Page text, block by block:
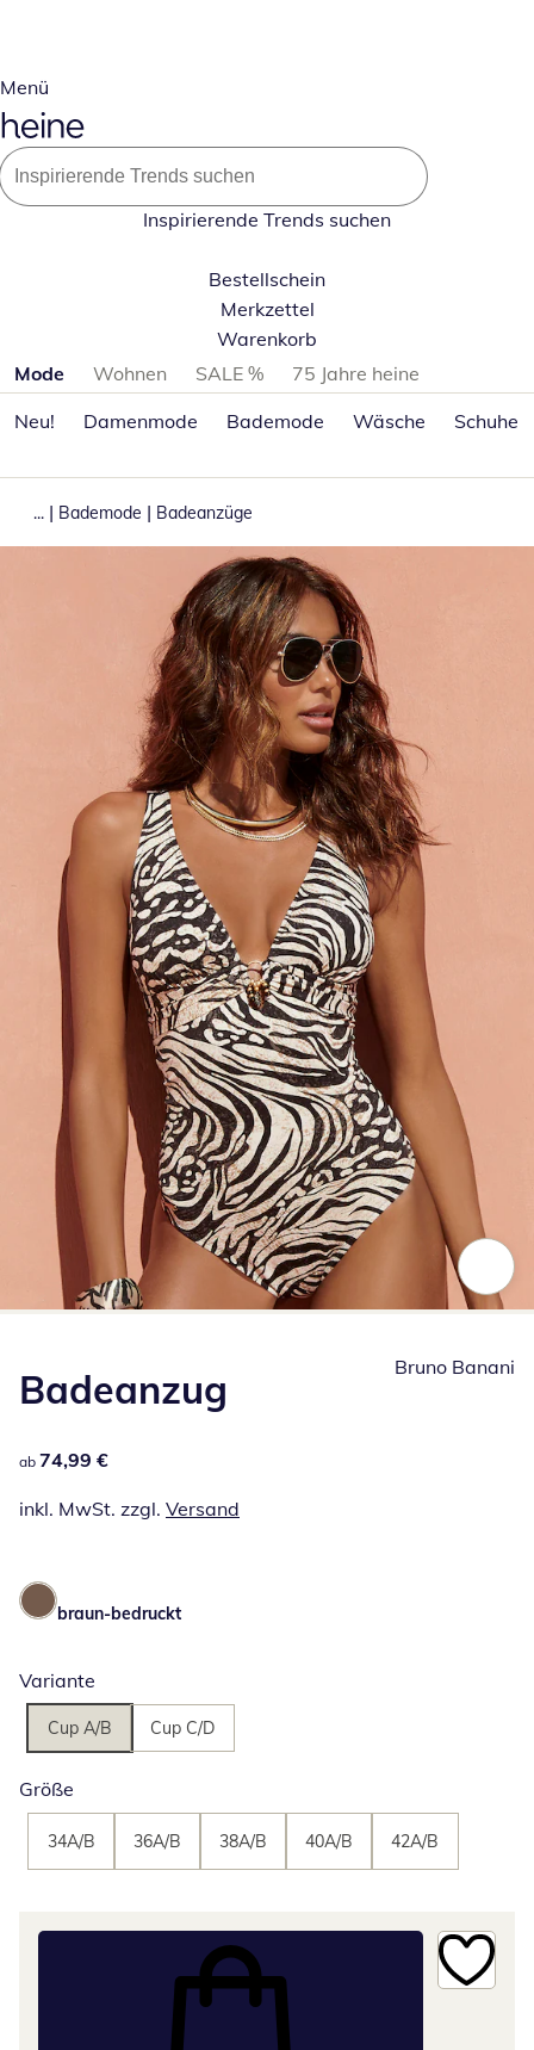
Menü
Inspirierende Trends suchen
Bestellschein
Merkzettel
Warenkorb
Produktkategorien überspringen
Mode Wohnen SALE %
75 Jahre heine
Neu!
Damenmode Bademode Wäsche Schuhe
... | Bademode | Badeanzüge
Badeanzug
74,99 €
ab 74,99 €
inkl. MwSt. zzgl. Versand
Bruno Banani
braun-bedruckt
Variante
Cup A/B Cup C/D
Größe
34A/B 36A/B 38A/B 40A/B 42A/B